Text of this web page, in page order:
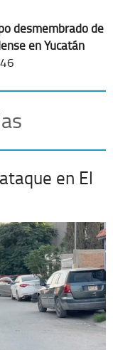
desmembrado de
en Yucatán
en El